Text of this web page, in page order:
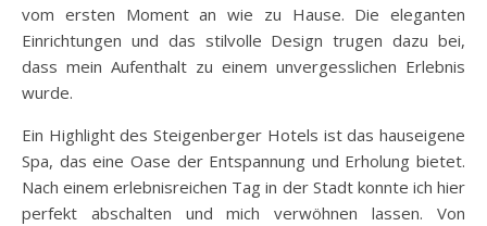
vom ersten Moment an wie zu Hause. Die eleganten
Einrichtungen und das stilvolle Design trugen dazu bei,
dass mein Aufenthalt zu einem unvergesslichen Erlebnis
wurde.
Ein Highlight des Steigenberger Hotels ist das hauseigene
Spa, das eine Oase der Entspannung und Erholung bietet.
Nach einem erlebnisreichen Tag in der Stadt konnte ich hier
perfekt abschalten und mich verwöhnen lassen. Von